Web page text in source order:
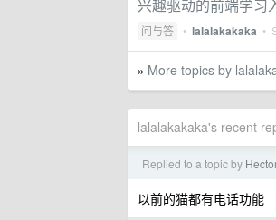
兴趣驱动的前端学习
问与答 • lalalakakaka •
» More topics by
lalalakakaka's recent
Replied to a topic by
以前的猫都有电话功能